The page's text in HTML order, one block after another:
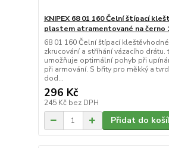
KNIPEX 68 01 160 Čelní štípací
plastem atramentované na černo
68 01 160 Čelní štípací
zkrucování a stříhání vázacího drátu.
umožňuje optimální pohyb při
při armování. S břity pro měkký a
dod...
296 Kč
245 Kč bez DPH
Přidat do